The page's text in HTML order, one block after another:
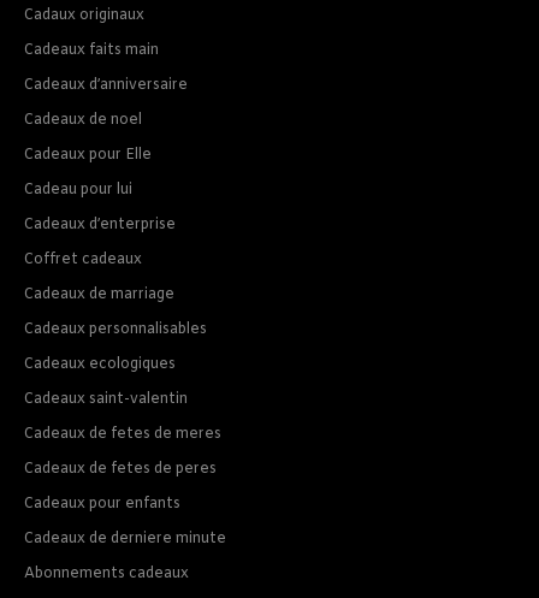
Cadaux originaux
Cadeaux faits main
Cadeaux d’anniversaire
Cadeaux de noel
Cadeaux pour Elle
Cadeau pour lui
Cadeaux d’enterprise
Coffret cadeaux
Cadeaux de marriage
Cadeaux personnalisables
Cadeaux ecologiques
Cadeaux saint-valentin
Cadeaux de fetes de meres
Cadeaux de fetes de peres
Cadeaux pour enfants
Cadeaux de derniere minute
Abonnements cadeaux